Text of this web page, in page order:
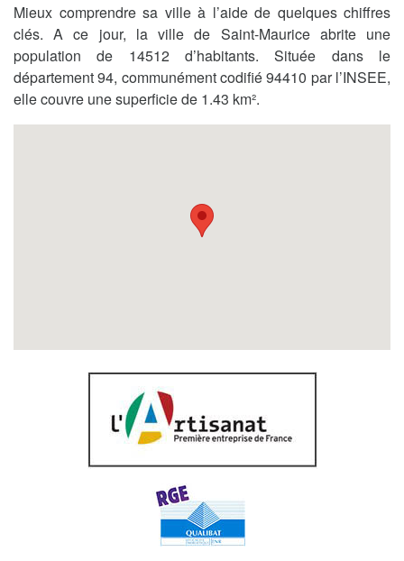
Mieux comprendre sa ville à l’aide de quelques chiffres
clés. A ce jour, la ville de Saint-Maurice abrite une
population de 14512 d’habitants. Située dans le
département 94, communément codifié 94410 par l’INSEE,
elle couvre une superficie de 1.43 km².